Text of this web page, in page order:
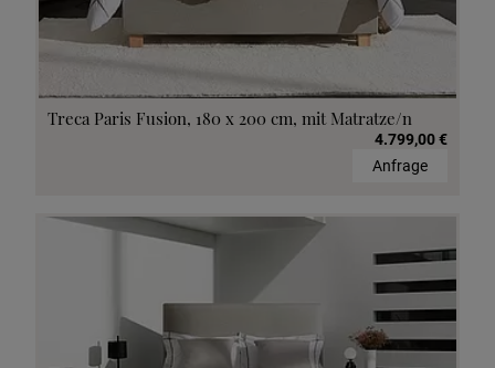
Treca Paris Fusion, 180 x 200 cm, mit Matratze/n
4.799,00 €
Anfrage